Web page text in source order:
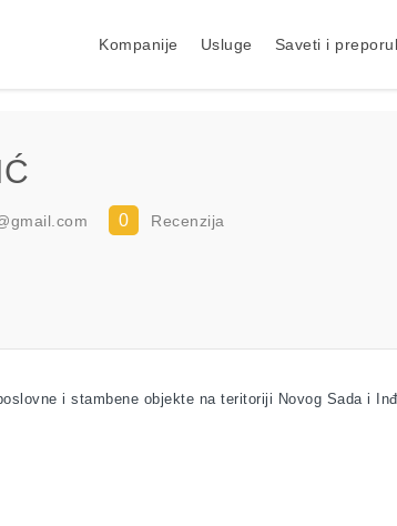
Kompanije Usluge Saveti i
0 Recenzija
i stambene objekte na teritoriji Novog Sada i